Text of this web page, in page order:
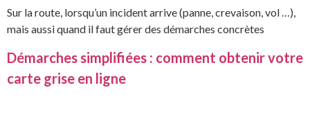
Sur la route, lorsqu’un incident arrive (panne, crevaison, vol …),
mais aussi quand il faut gérer des démarches concrètes
Démarches simplifiées : comment obtenir votre
carte grise en ligne